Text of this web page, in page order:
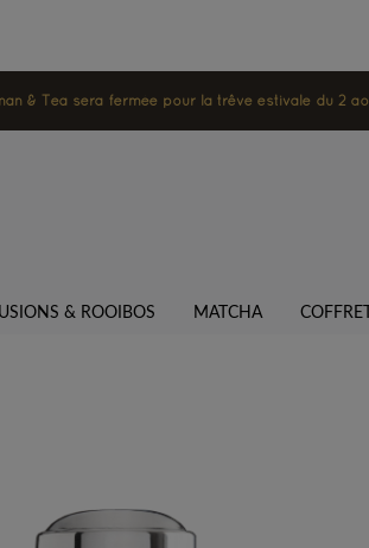
& Tea sera fermée pour la trêve estivale du 2
& ROOIBOS MATCHA